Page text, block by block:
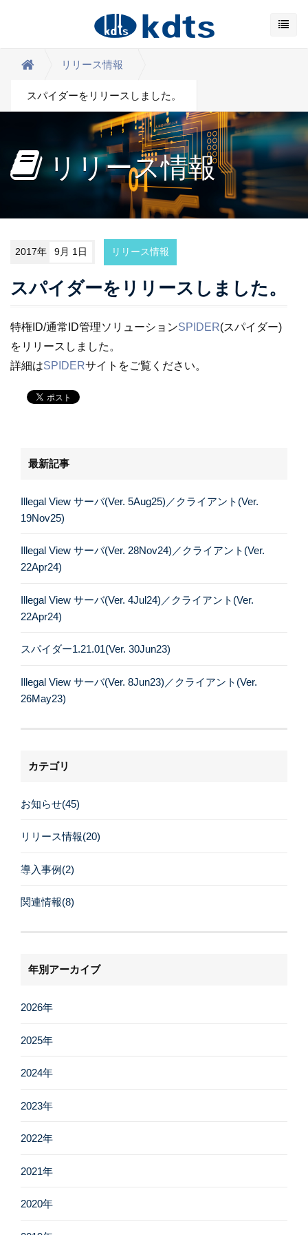
リリース情報
スパイダーをリリースしました。
リリース情報
2017年 9月 1日 リリース情報
スパイダーをリリースしました。
特権ID/通常ID管理ソリューションSPIDER(スパイダー)
をリリースしました。
詳細はSPIDERサイトをご覧ください。
最新記事
Illegal View サーバ(Ver. 5Aug25)／クライアント(Ver.
19Nov25)
Illegal View サーバ(Ver. 28Nov24)／クライアント(Ver.
22Apr24)
Illegal View サーバ(Ver. 4Jul24)／クライアント(Ver.
22Apr24)
スパイダー1.21.01(Ver. 30Jun23)
Illegal View サーバ(Ver. 8Jun23)／クライアント(Ver.
26May23)
カテゴリ
お知らせ(45)
リリース情報(20)
導入事例(2)
関連情報(8)
年別アーカイブ
2026年
2025年
2024年
2023年
2022年
2021年
2020年